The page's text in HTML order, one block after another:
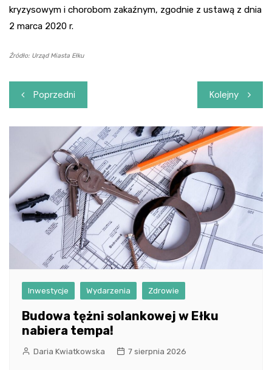
kryzysowym i chorobom zakaźnym, zgodnie z ustawą z dnia
2 marca 2020 r.
Źródło: Urząd Miasta Ełku
Nawigacja
wpisu
Poprzedni Kolejny
Inwestycje Wydarzenia Zdrowie
Budowa tężni solankowej w Ełku
nabiera tempa!
Daria Kwiatkowska 7 sierpnia 2026